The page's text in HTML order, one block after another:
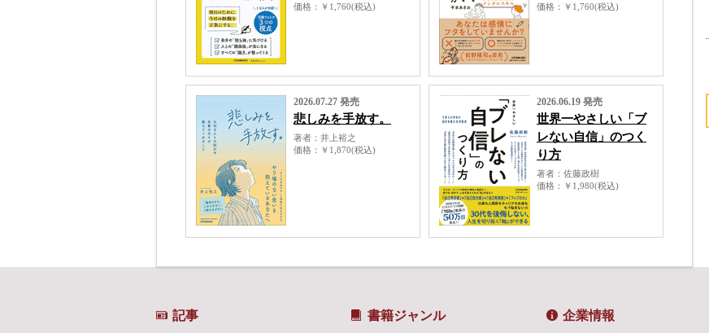
価格
￥1,760(税込)
価格
￥1,760(税込)
2026.07.27 発売
悲しみを手放す。
著者
井上裕之
価格
￥1,870(税込)
2026.06.19 発売
世界一やさしい「ブ
レない自信」のつく
り方
著者
佐藤政樹
価格
￥1,980(税込)
記事 書籍ジャンル 企業情報